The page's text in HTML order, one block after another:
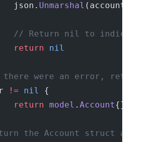
json.
Unmarshal
// Return nil to
return
nil
there were an error,
!= nil
{
return
model .Account{},
the Account struct and